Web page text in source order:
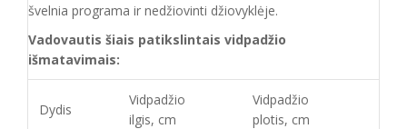
švelnia programa ir nedžiovinti džiovyklėje.
Vadovautis šiais patikslintais vidpadžio
išmatavimais:
Dydis
Vidpadžio
ilgis, cm
Vidpadžio
plotis, cm